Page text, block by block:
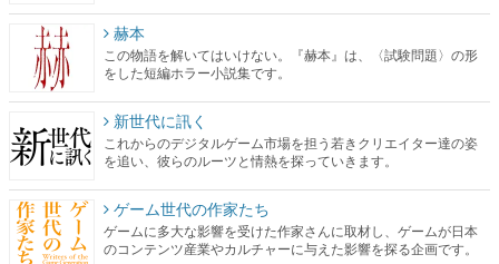
新世代に訊く
これからのデジタルゲーム市場を担う若きクリエイター達の姿
を追い、彼らのルーツと情熱を探っていきます。
ゲーム世代の作家たち
ゲームに多大な影響を受けた作家さんに取材し、ゲームが日本
のコンテンツ産業やカルチャーに与えた影響を探る企画です。
日本モバイルゲーム産業史
日本のモバイルゲーム史における主要なトピック・タイトルを
網羅するほか、開発者へのインタビューや識者による解説を掲